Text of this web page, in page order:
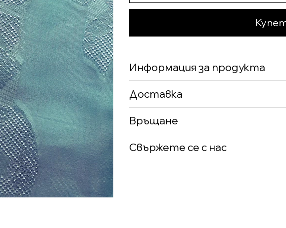
Информация за продукта
Доставка
Връщане
Свържете се с нас